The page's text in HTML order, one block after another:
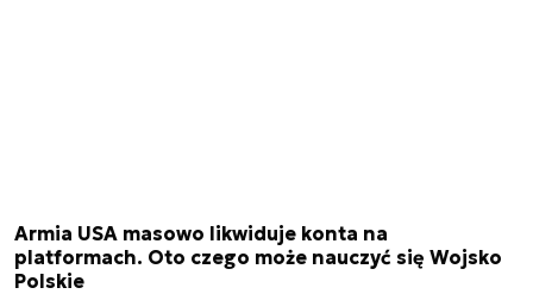
Armia USA masowo likwiduje konta na
platformach. Oto czego może nauczyć się Wojsko
Polskie